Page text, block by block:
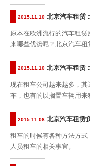
2015.11.10 北京汽车租赁
原本在欧洲流行的汽车租
来哪些优势呢？北京汽车租
2015.11.10 北京汽车租赁
现在租车公司越来越多，
车，也有的以搁置车辆用来
2015.11.08 北京汽车租赁
租车的时候有各种方法方
人员租车的相关事宜。